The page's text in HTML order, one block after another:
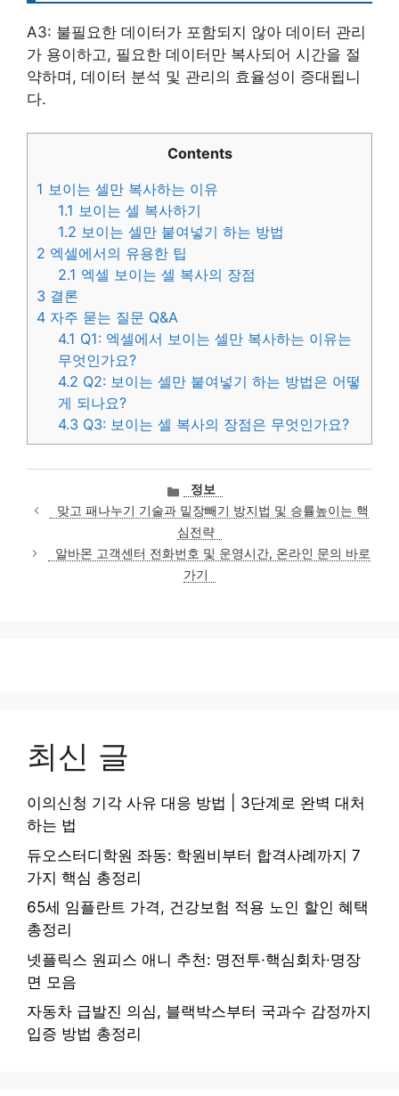
A3: 불필요한 데이터가 포함되지 않아 데이터 관리
가 용이하고, 필요한 데이터만 복사되어 시간을 절
약하며, 데이터 분석 및 관리의 효율성이 증대됩니
다.
Contents
1 보이는 셀만 복사하는 이유
1.1 보이는 셀 복사하기
1.2 보이는 셀만 붙여넣기 하는 방법
2 엑셀에서의 유용한 팁
2.1 엑셀 보이는 셀 복사의 장점
3 결론
4 자주 묻는 질문 Q&A
4.1 Q1: 엑셀에서 보이는 셀만 복사하는 이유는
무엇인가요?
4.2 Q2: 보이는 셀만 붙여넣기 하는 방법은 어떻
게 되나요?
4.3 Q3: 보이는 셀 복사의 장점은 무엇인가요?
카
테
고
리
정보
맞고 패나누기 기술과 밑장빼기 방지법 및 승률높이는 핵
심전략
알바몬 고객센터 전화번호 및 운영시간, 온라인 문의 바로
가기
최신 글
이의신청 기각 사유 대응 방법 | 3단계로 완벽 대처
하는 법
듀오스터디학원 좌동: 학원비부터 합격사례까지 7
가지 핵심 총정리
65세 임플란트 가격, 건강보험 적용 노인 할인 혜택
총정리
넷플릭스 원피스 애니 추천: 명전투·핵심회차·명장
면 모음
자동차 급발진 의심, 블랙박스부터 국과수 감정까지
입증 방법 총정리